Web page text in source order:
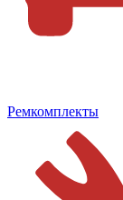
Ремкомплекты